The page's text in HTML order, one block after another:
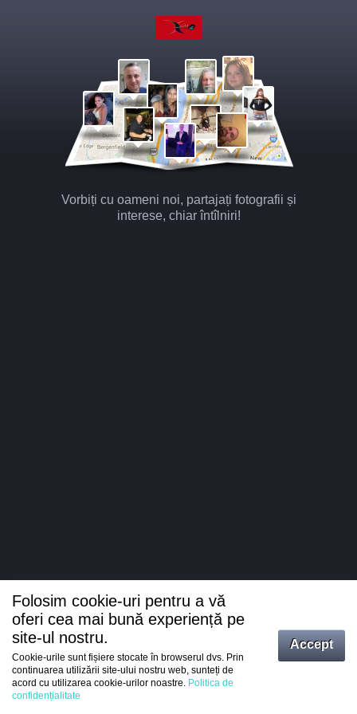
Vorbiți cu oameni noi, partajați fotografii și
interese, chiar întîlniri!
Intrați
Folosim cookie-uri pentru a vă
oferi cea mai bună experiență pe
site-ul nostru.
Cookie-urile sunt fișiere stocate în browserul dvs. Prin
continuarea utilizării site-ului nostru web, sunteți de
acord cu utilizarea cookie-urilor noastre. Politica de
confidențialitate
Accept